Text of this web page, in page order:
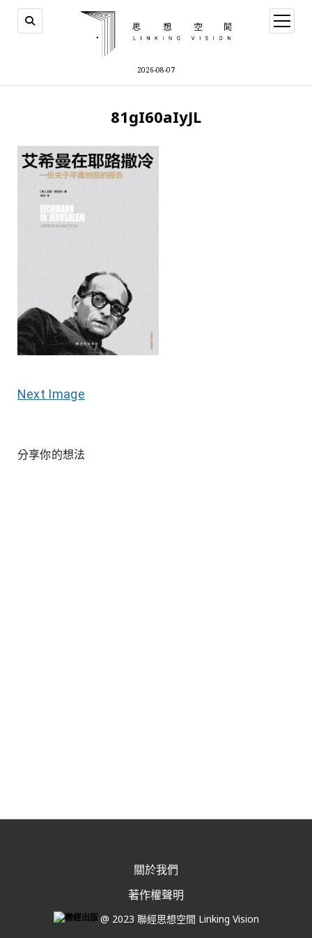
2026-08-07
open
menu
81gI60aIyJL
Next Image
分享你的想法
關於我們
著作權聲明
@ 2023 聯經思想空間 Linking Vision